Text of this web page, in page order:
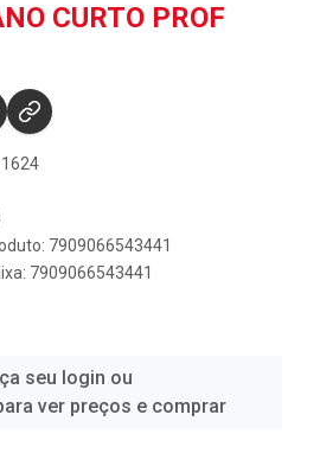
CURTO PROF
7909066543441
7909066543441
seu login ou
ver preços e comprar